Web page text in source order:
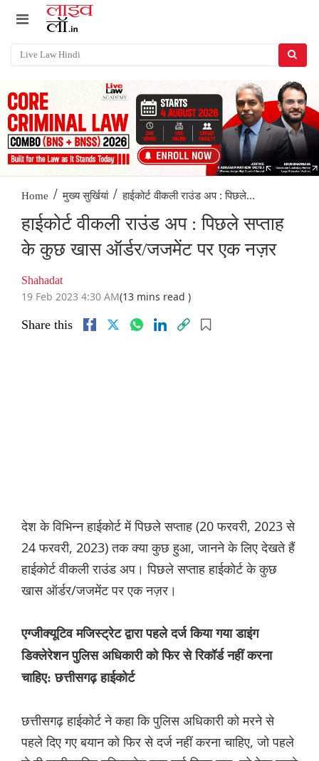
Home / मुख्य सुर्खियां / हाईकोर्ट वीकली राउंड अप : पिछले...
हाईकोर्ट वीकली राउंड अप : पिछले सप्ताह
के कुछ खास ऑर्डर/जजमेंट पर एक नज़र
Shahadat
19 Feb 2023 4:30 AM(13 mins read )
Share this
देश के विभिन्न हाईकोर्ट में पिछले सप्ताह (20 फरवरी, 2023 से
24 फरवरी, 2023) तक क्या कुछ हुआ, जानने के लिए देखते हैं
हाईकोर्ट वीकली राउंड अप। पिछले सप्ताह हाईकोर्ट के कुछ
खास ऑर्डर/जजमेंट पर एक नज़र।
एग्जीक्यूटिव मजिस्ट्रेट द्वारा पहले दर्ज किया गया डाइंग
डिक्लेरेशन पुलिस अधिकारी को फिर से रिकॉर्ड नहीं करना
चाहिए: छत्तीसगढ़ हाईकोर्ट
छत्तीसगढ़ हाईकोर्ट ने कहा कि पुलिस अधिकारी को मरने से
पहले दिए गए बयान को फिर से दर्ज नहीं करना चाहिए, जो पहले